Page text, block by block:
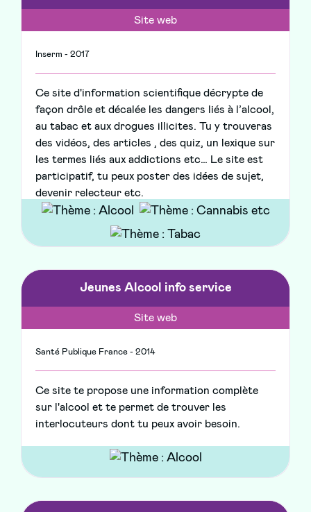
Site web
Inserm - 2017
Ce site d'information scientifique décrypte de
façon drôle et décalée les dangers liés à l’alcool,
au tabac et aux drogues illicites. Tu y trouveras
des vidéos, des articles , des quiz, un lexique sur
les termes liés aux addictions etc… Le site est
participatif, tu peux poster des idées de sujet,
devenir relecteur etc.
Jeunes Alcool info service
Site web
Santé Publique France - 2014
Ce site te propose une information complète
sur l'alcool et te permet de trouver les
interlocuteurs dont tu peux avoir besoin.